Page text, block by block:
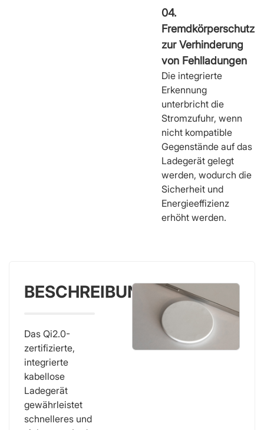
04.
Fremdkörperschutz
zur Verhinderung
von Fehlladungen
Die integrierte
Erkennung
unterbricht die
Stromzufuhr, wenn
nicht kompatible
Gegenstände auf das
Ladegerät gelegt
werden, wodurch die
Sicherheit und
Energieeffizienz
erhöht werden.
BESCHREIBUNG
Das Qi2.0-
zertifizierte,
integrierte
kabellose
Ladegerät
gewährleistet
schnelleres und